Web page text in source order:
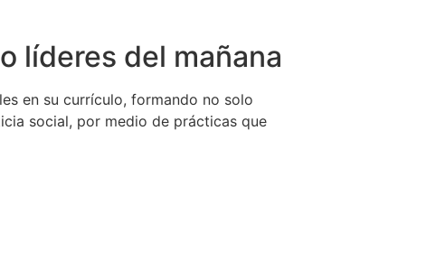
líderes del mañana
en su currículo, formando no solo
social, por medio de prácticas que